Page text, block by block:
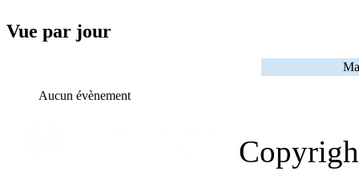
Vue par jour
Aucun évènement